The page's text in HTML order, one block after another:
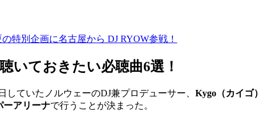
特別企画に名古屋から DJ RYOW参戦！
いておきたい必聴曲6選！
していたノルウェーのDJ兼プロデューサー、 Kygo（カイゴ）
ーアリーナで行うことが決まった。